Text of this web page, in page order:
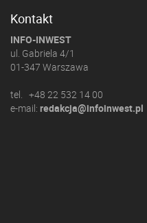
Kontakt
INFO-INWEST
ul. Gabriela 4/1
01-347 Warszawa
tel. +48 22 532 14 00
e-mail: redakcja@infoinwest.pl